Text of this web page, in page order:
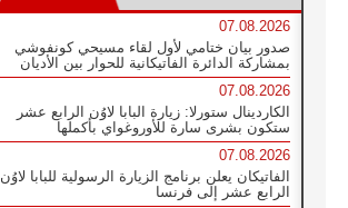
07.08.2026
صدور بيان ختامي لأول لقاء مسيحي كونفوشي
بمشاركة الدائرة الفاتيكانية للحوار بين الأديان
07.08.2026
الكاردينال ستورلا: زيارة البابا لاوُن الرابع عشر
ستكون بشرى سارة للأوروغواي بأكملها
07.08.2026
الفاتيكان يعلن برنامج الزيارة الرسولية للبابا لاوُن
الرابع عشر إلى فرنسا